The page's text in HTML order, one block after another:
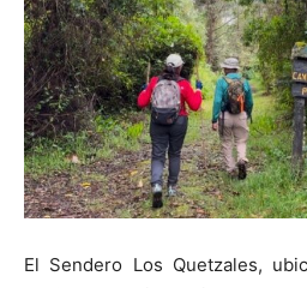
El Sendero Los Quetzales,